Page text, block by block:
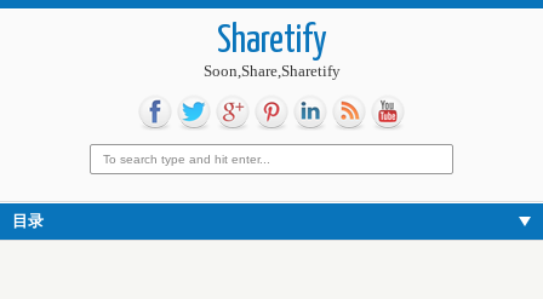
Sharetify
Soon,Share,Sharetify
目录